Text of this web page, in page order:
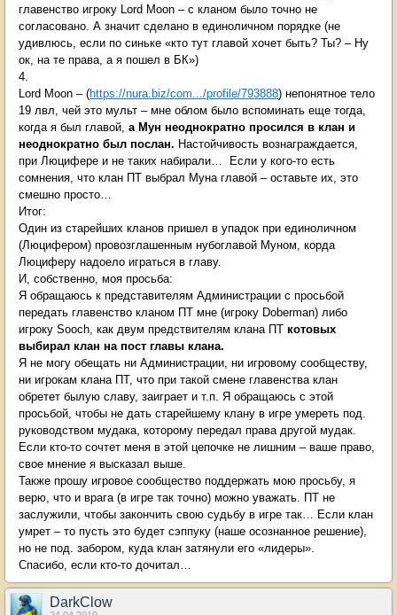
главенство игроку Lord Moon – с кланом было точно не
согласовано. А значит сделано в единоличном порядке (не
удивлюсь, если по синьке «кто тут главой хочет быть? Ты? – Ну
ок, на те права, а я пошел в БК»)
4.
Lord Moon – (https://nura.biz/com.../profile/793888) непонятное тело
19 лвл, чей это мульт – мне облом было вспоминать еще тогда,
когда я был главой, а Мун неоднократно просился в клан и
неоднократно был послан. Настойчивость вознаграждается,
при Люцифере и не таких набирали… Если у кого-то есть
сомнения, что клан ПТ выбрал Муна главой – оставьте их, это
смешно просто…
Итог:
Один из старейших кланов пришел в упадок при единоличном
(Люцифером) провозглашенным нубоглавой Муном, корда
Люциферу надоело играться в главу.
И, собственно, моя просьба:
Я обращаюсь к представителям Администрации с просьбой
передать главенство кланом ПТ мне (игроку Doberman) либо
игроку Sooch, как двум предствителям клана ПТ котовых
выбирал клан на пост главы клана.
Я не могу обещать ни Администрации, ни игровому сообществу,
ни игрокам клана ПТ, что при такой смене главенства клан
обретет былую славу, заиграет и т.п. Я обращаюсь с этой
просьбой, чтобы не дать старейшему клану в игре умереть под.
руководством мудака, которому передал права другой мудак.
Если кто-то сочтет меня в этой цепочке не лишним – ваше право,
свое мнение я высказал выше.
Также прошу игровое сообщество поддержать мою просьбу, я
верю, что и врага (в игре так точно) можно уважать. ПТ не
заслужили, чтобы закончить свою судьбу в игре так… Если клан
умрет – то пусть это будет сэппуку (наше осознанное решение),
но не под. забором, куда клан затянули его «лидеры».
Спасибо, если кто-то дочитал…
DarkClow